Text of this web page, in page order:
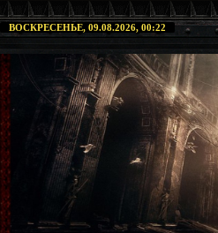
ВОСКРЕСЕНЬЕ, 09.08.2026, 00:22